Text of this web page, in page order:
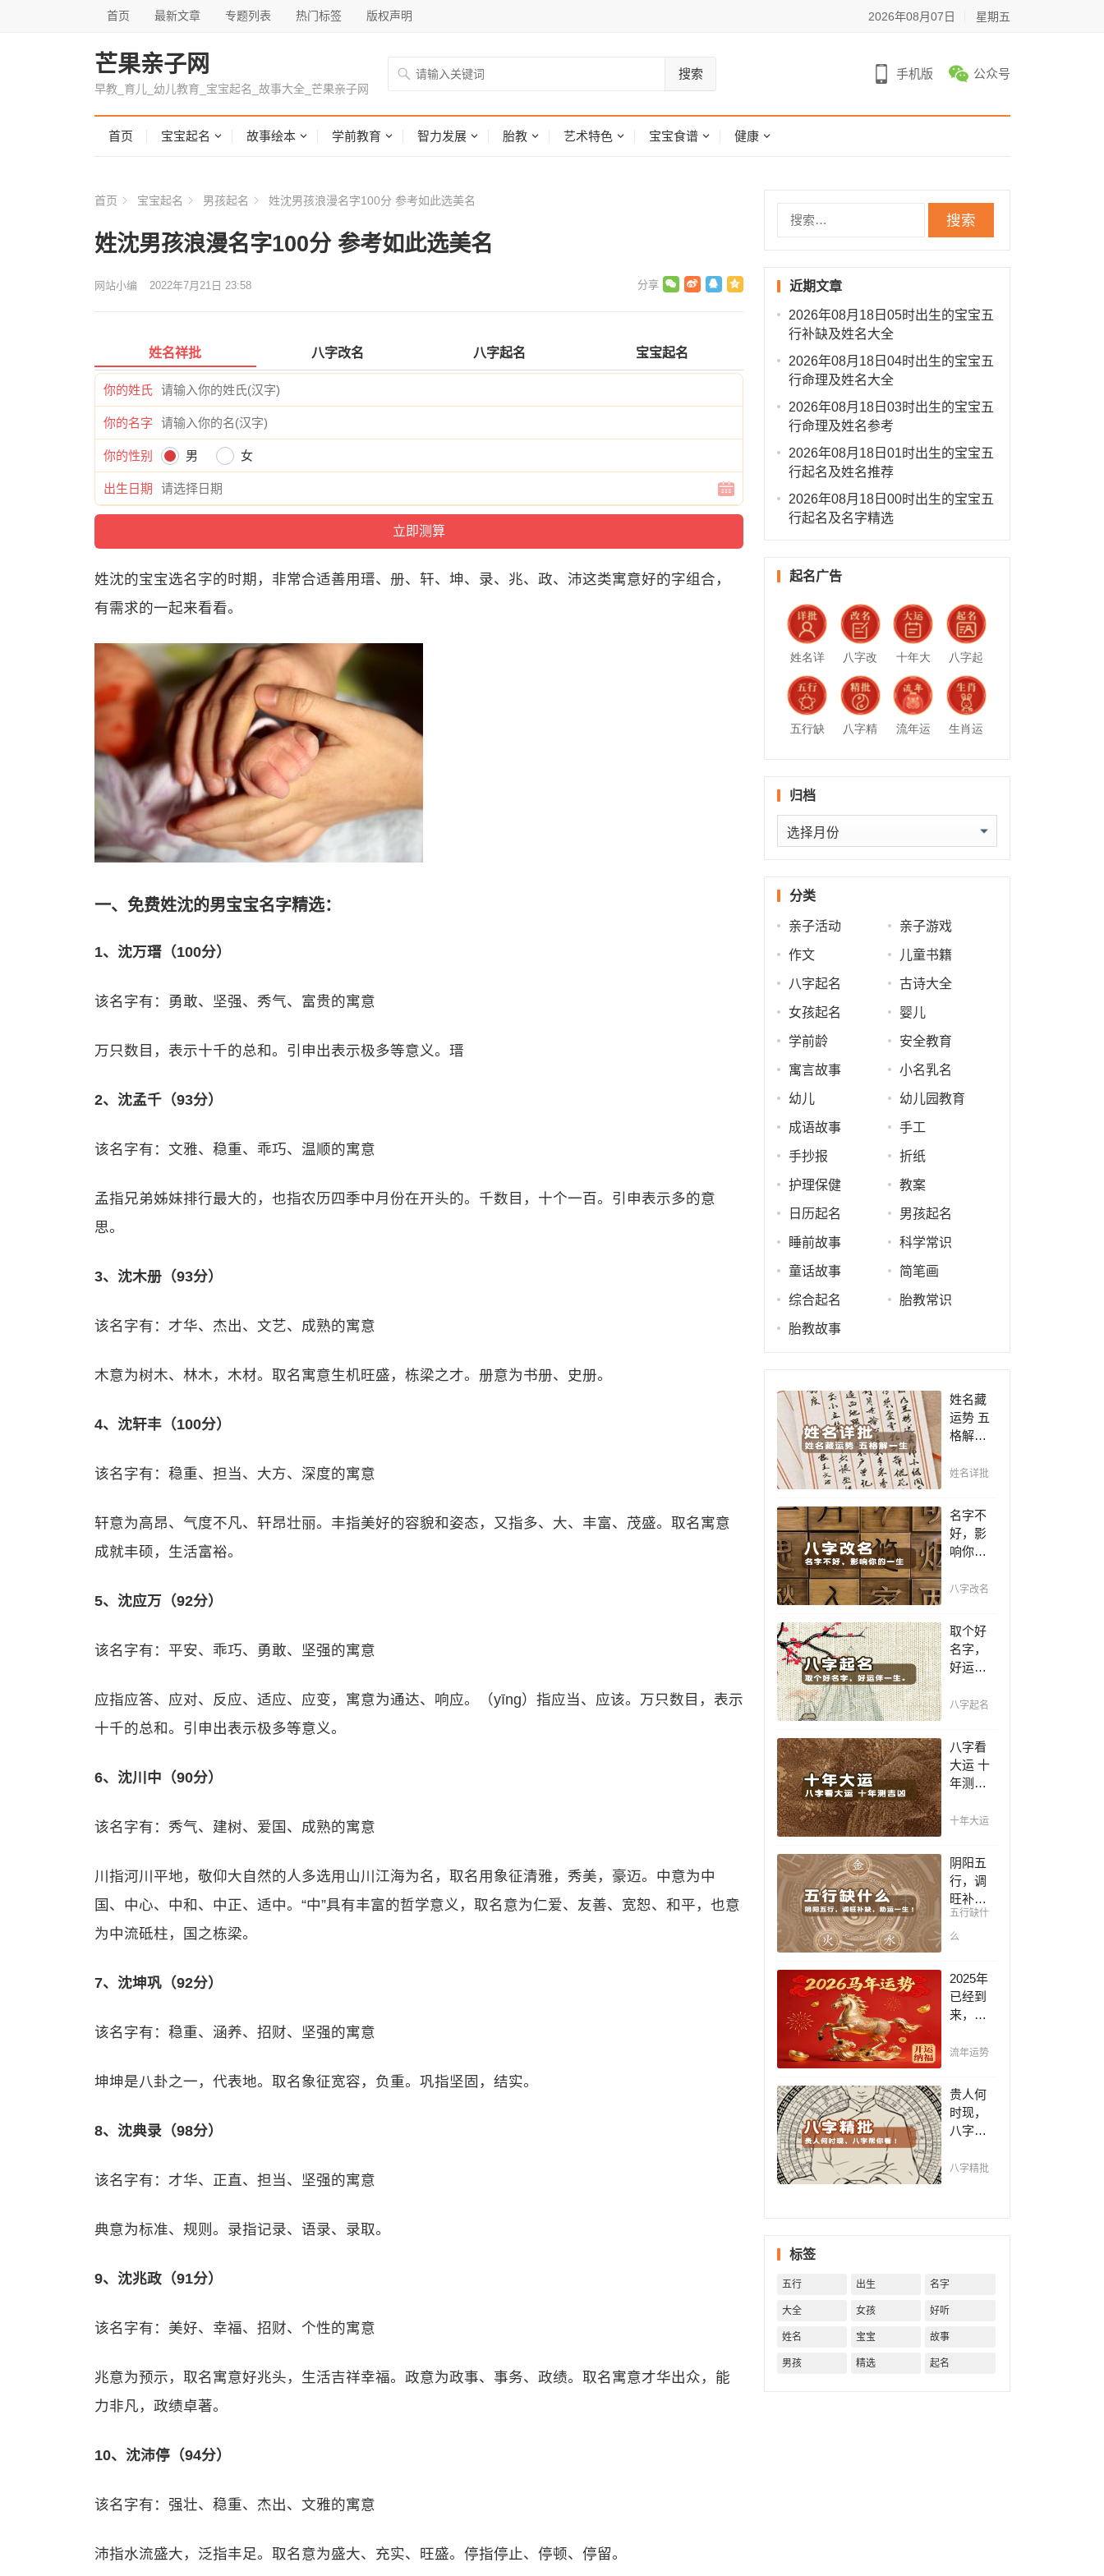
首页 最新文章 专题列表 热门标签 版权声明 2026年08月07日 星期五
芒果亲子网
早教_育儿_幼儿教育_宝宝起名_故事大全_芒果亲子网
搜索 手机版 公众号
首页 宝宝起名 故事绘本 学前教育 智力发展 胎教 艺术特色 宝宝食谱 健康
首页 宝宝起名 男孩起名 姓沈男孩浪漫名字100分 参考如此选美名
姓沈男孩浪漫名字100分 参考如此选美名
网站小编 2022年7月21日 23:58
姓名祥批 八字改名 八字起名 宝宝起名
你的姓氏
你的名字
你的性别 男 女
出生日期
姓沈的宝宝选名字的时期，非常合适善用瑨、册、轩、坤、录、兆、政、沛这类寓意好的字组合，
有需求的一起来看看。
一、免费姓沈的男宝宝名字精选：
1、沈万瑨（100分）
该名字有：勇敢、坚强、秀气、富贵的寓意
万只数目，表示十千的总和。引申出表示极多等意义。瑨
2、沈孟千（93分）
该名字有：文雅、稳重、乖巧、温顺的寓意
孟指兄弟姊妹排行最大的，也指农历四季中月份在开头的。千数目，十个一百。引申表示多的意
思。
3、沈木册（93分）
该名字有：才华、杰出、文艺、成熟的寓意
木意为树木、林木，木材。取名寓意生机旺盛，栋梁之才。册意为书册、史册。
4、沈轩丰（100分）
该名字有：稳重、担当、大方、深度的寓意
轩意为高昂、气度不凡、轩昂壮丽。丰指美好的容貌和姿态，又指多、大、丰富、茂盛。取名寓意
成就丰硕，生活富裕。
5、沈应万（92分）
该名字有：平安、乖巧、勇敢、坚强的寓意
应指应答、应对、反应、适应、应变，寓意为通达、响应。（yīng）指应当、应该。万只数目，表示
十千的总和。引申出表示极多等意义。
6、沈川中（90分）
该名字有：秀气、建树、爱国、成熟的寓意
川指河川平地，敬仰大自然的人多选用山川江海为名，取名用象征清雅，秀美，豪迈。中意为中
国、中心、中和、中正、适中。“中”具有丰富的哲学意义，取名意为仁爱、友善、宽恕、和平，也意
为中流砥柱，国之栋梁。
7、沈坤巩（92分）
该名字有：稳重、涵养、招财、坚强的寓意
坤坤是八卦之一，代表地。取名象征宽容，负重。巩指坚固，结实。
8、沈典录（98分）
该名字有：才华、正直、担当、坚强的寓意
典意为标准、规则。录指记录、语录、录取。
9、沈兆政（91分）
该名字有：美好、幸福、招财、个性的寓意
兆意为预示，取名寓意好兆头，生活吉祥幸福。政意为政事、事务、政绩。取名寓意才华出众，能
力非凡，政绩卓著。
10、沈沛停（94分）
该名字有：强壮、稳重、杰出、文雅的寓意
沛指水流盛大，泛指丰足。取名意为盛大、充实、旺盛。停指停止、停顿、停留。
近期文章
2026年08月18日05时出生的宝宝五
行补缺及姓名大全
2026年08月18日04时出生的宝宝五
行命理及姓名大全
2026年08月18日03时出生的宝宝五
行命理及姓名参考
2026年08月18日01时出生的宝宝五
行起名及姓名推荐
2026年08月18日00时出生的宝宝五
行起名及名字精选
起名广告
姓名详
批
八字改
名
十年大
运
八字起
名
五行缺
八字精
流年运
生肖运
归档
归
档
分类
亲子活动 亲子游戏
作文 儿童书籍
八字起名 古诗大全
女孩起名 婴儿
学前龄 安全教育
寓言故事 小名乳名
幼儿 幼儿园教育
成语故事 手工
手抄报 折纸
护理保健 教案
日历起名 男孩起名
睡前故事 科学常识
童话故事 简笔画
综合起名 胎教常识
胎教故事
姓名藏
运势 五
格解一
名判断
吉凶，
你的名
字真的
适合你
姓名详批
名字不
好，影
响你的
一个好
金，好
名字让
你增加
自信、
顺！
八字改名
取个好
名字，
好运伴
赐子千
如教子
一艺；
教子一
艺，不
好名！
八字起名
八字看
大运 十
年测吉
年一运
凶，未
来命运
全知
晓。
十年大运
阴阳五
行，调
旺补
缺，助
运一
晓五
行，把
控起伏
波澜，
缺，助
一生！
五行缺什
么
2025年
已经到
来，如
把握先
吉避
凶，不
走弯
路，点
查看！
流年运势
贵人何
时现，
八字帮
平阴阳
八字精批
标签
五行 出生 名字
大全 女孩 好听
姓名 宝宝 故事
男孩 精选 起名